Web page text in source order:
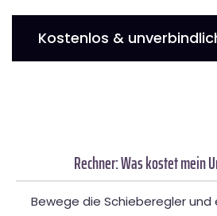
Kostenlos &
Rechner: Was kostet mein
Bewege die Schieberegler